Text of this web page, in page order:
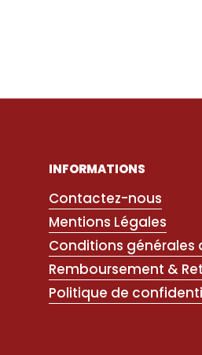
INFORMATIONS
Contactez-nous
Mentions Légales
Conditions générales
Remboursement &
Politique de